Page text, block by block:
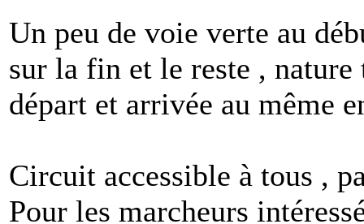
Un peu de voie verte au
sur la fin et le reste ,
départ et arrivée au même
Circuit accessible à tous ,
Pour les marcheurs